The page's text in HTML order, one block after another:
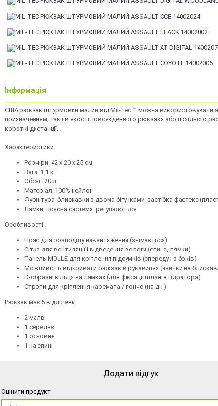
Інформація
США рюкзак штурмовий малий від Mil-Tec ™ можна використовувати
призначенням, так і в якості повсякденного рюкзака або похідного
короткі дистанції.
Характеристики:
Розміри: 42 х 20 х 25 см
Вага: 1,1 кг
Обсяг: 20 л
Матеріал: 100% нейлон
Фурнітура: блискавки з двома бігунками, застібка фастекс
Лямки, поясна система: регулюються
Особливості:
Пояс для розподілу навантаження (знімається)
Сітка для вентиляції і відведення вологи (спина, лямки)
Панель MOLLE для кріплення підсумків (спереду і з боків)
Можливість відкривати рюкзак в рукавицях (язички на
D-образні кільця на лямках (для фіксації шланга гідратора)
Стропи для кріплення каремата / пончо (на дні)
Рюкзак має 5 відділень:
2 малв
1 середнє
1 основне
1 на спині
Додати відгук
Оцінити продукт